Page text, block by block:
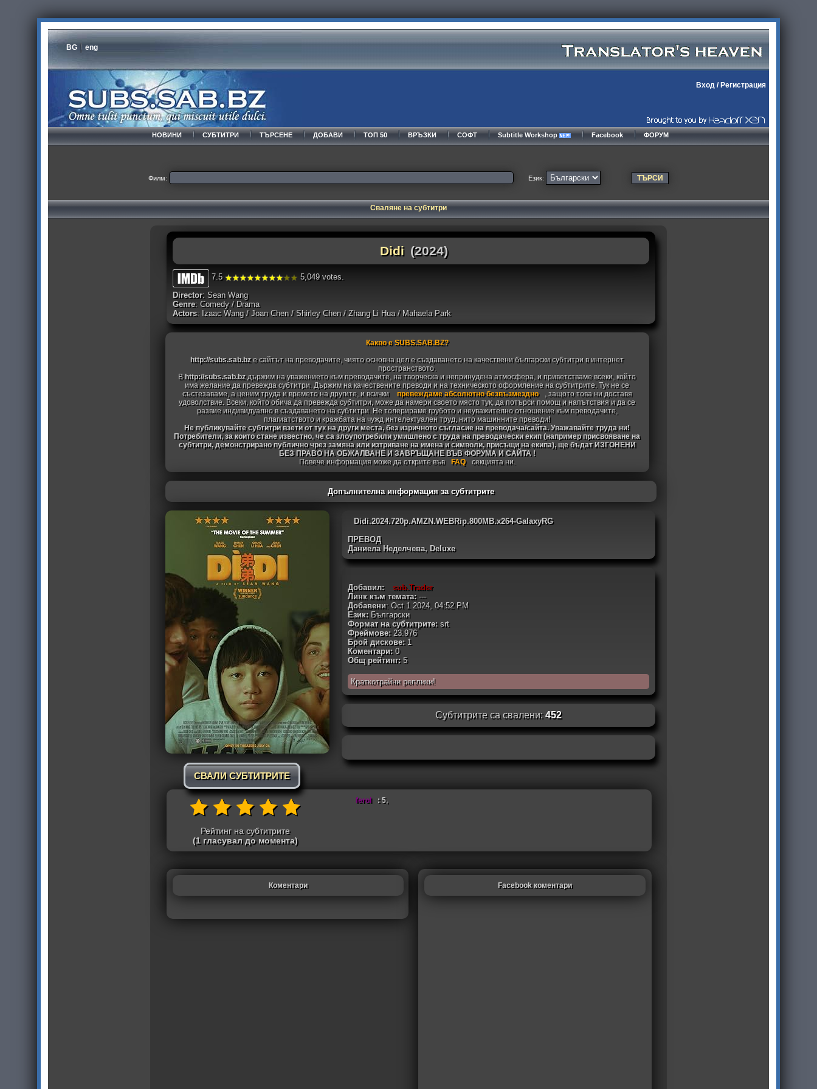
BG eng
Вход/ Регистрация
НОВИНИ СУБТИТРИ ТЪРСЕНЕ ДОБАВИ ТОП 50 ВРЪЗКИ СОФТ Subtitle Workshop Facebook ФОРУМ
Филм: Език:
Сваляне на субтитри
Didi (2024)
7.5 5,049 votes.
Director: Sean Wang
Genre: Comedy / Drama
Actors: Izaac Wang / Joan Chen / Shirley Chen / Zhang Li Hua / Mahaela Park
Какво е SUBS.SAB.BZ?
http://subs.sab.bzе сайтът на преводачите, чиято основна цел е създаването на качествени български субтитри в интернет
пространството.
В http://subs.sab.bzдържим на уважението към преводачите, на творческа и непринудена атмосфера, и приветстваме всеки, който
има желание да превежда субтитри. Държим на качествените преводи и на техническото оформление на субтитрите. Тук не се
състезаваме, а ценим труда и времето на другите, и всички
превеждаме абсолютно безвъзмездно
, защото това ни доставя
удоволствие. Всеки, който обича да превежда субтитри, може да намери своето място тук, да потърси помощ и напътствия и да се
развие индивидуално в създаването на субтитри. Не толерираме грубото и неуважително отношение към преводачите,
плагиатството и кражбата на чужд интелектуален труд, нито машинните преводи!
Не публикувайте субтитри взети от тук на други места, без изричното съгласие на преводача/сайта. Уважавайте труда ни!
Потребители, за които стане известно, че са злоупотребили умишлено с труда на преводачески екип (например присвояване на
субтитри, демонстрирано публично чрез замяна или изтриване на имена и символи, присъщи на екипа), ще бъдат ИЗГОНЕНИ
БЕЗ ПРАВО НА ОБЖАЛВАНЕ И ЗАВРЪЩАНЕ ВЪВ ФОРУМА И САЙТА !
Повече информация може да открите във
FAQ секцията ни.
Допълнителна информация за субтитрите
СВАЛИ СУБТИТРИТЕ
Didi.2024.720p.AMZN.WEBRip.800MB.x264-GalaxyRG
ПРЕВОД
Даниела Неделчева, Deluxe
Добавил:
sub.Trader
Линк към темата:---
Добавени: Oct 1 2024, 04:52 PM
Език:Български
Формат на субтитрите:srt
Фреймове:23.976
Брой дискове:1
Коментари: 0
Общ рейтинг:5
Краткотрайни реплики!
Субтитрите са свалени:452
Рейтинг на субтитрите
(1 гласувал до момента)
ferol : 5,
Коментари Facebook коментари